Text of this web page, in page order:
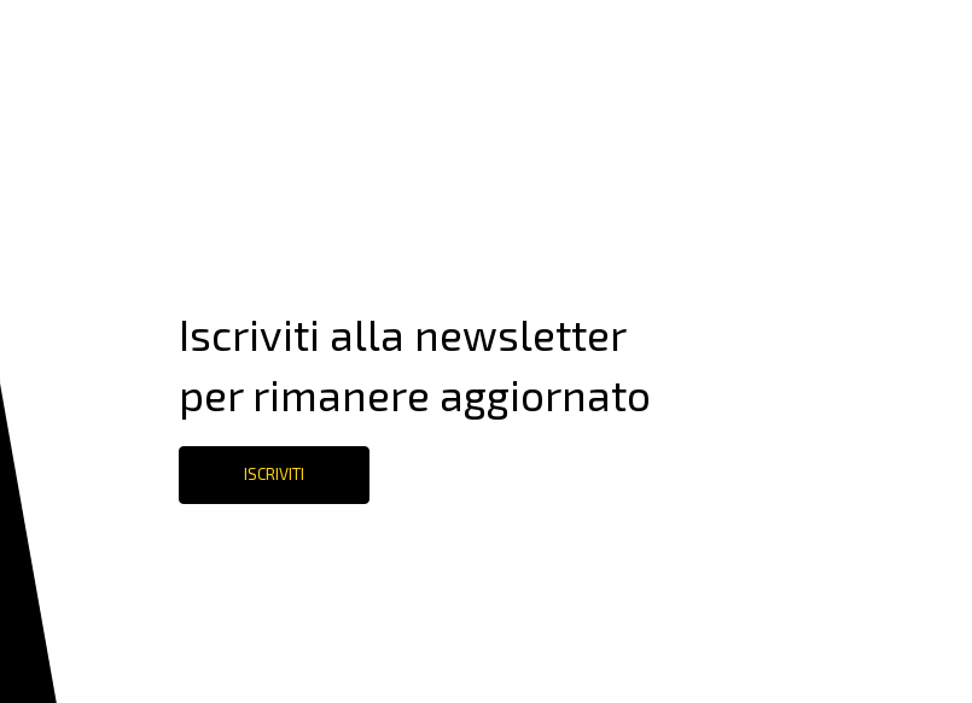
Iscriviti alla newsletter
per rimanere aggiornato
ISCRIVITI